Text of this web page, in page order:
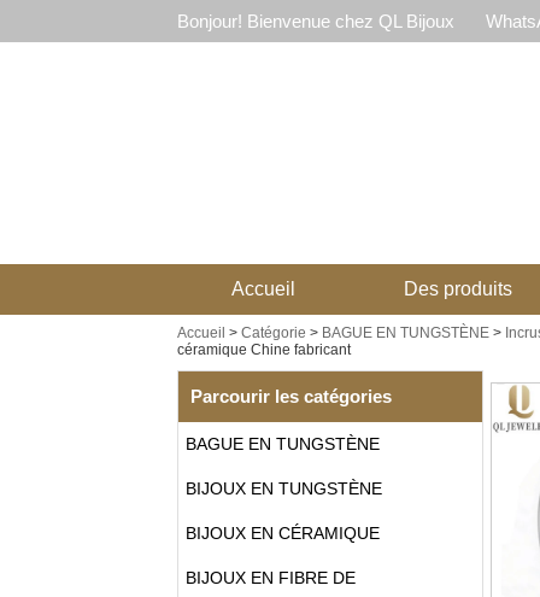
Bonjour! Bienvenue chez QL Bijoux
Accueil Des produits
Accueil > Catégorie > BAGUE EN TUNGSTÈNE>
céramique Chine fabricant
Parcourir les catégories
BAGUE EN TUNGSTÈNE
BIJOUX EN TUNGSTÈNE
BIJOUX EN CÉRAMIQUE
BIJOUX EN FIBRE DE